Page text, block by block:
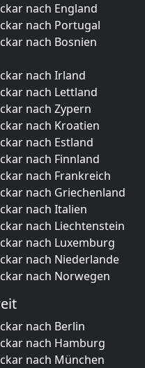
nach England
nach Portugal
nach Bosnien
nach Irland
nach Lettland
nach Zypern
nach Kroatien
nach Estland
nach Finnland
nach Frankreich
nach Griechenland
nach Italien
nach Liechtenstein
nach Luxemburg
nach Niederlande
nach Norwegen
nach Berlin
nach Hamburg
nach München